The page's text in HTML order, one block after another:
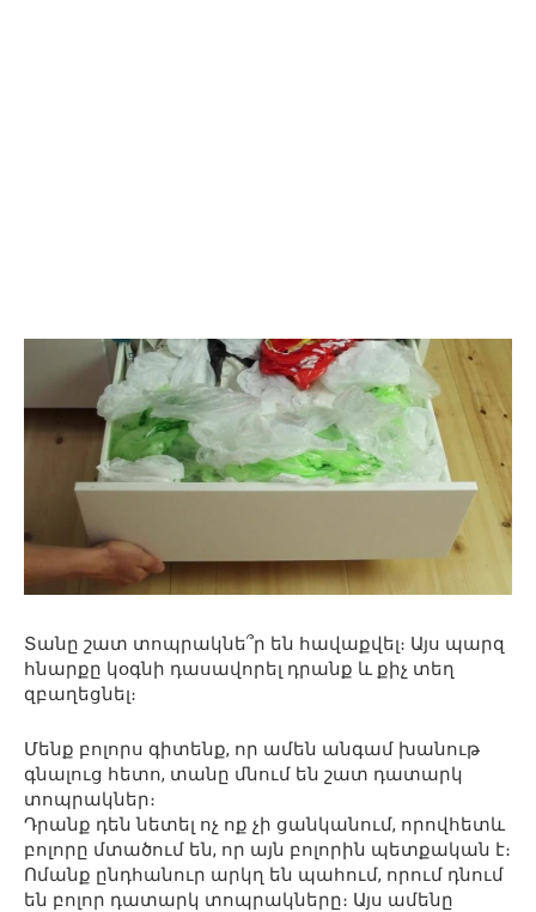
Տանը շատ տոպրակնե՞ր են հավաքվել։ Այս պարզ
հնարքը կօգնի դասավորել դրանք և քիչ տեղ
զբաղեցնել։
Մենք բոլորս գիտենք, որ ամեն անգամ խանութ
գնալուց հետո, տանը մնում են շատ դատարկ
տոպրակներ։
Դրանք դեն նետել ոչ ոք չի ցանկանում, որովհետև
բոլորը մտածում են, որ այն բոլորին պետքական է։
Ոմանք ընդհանուր արկղ են պահում, որում դնում
են բոլոր դատարկ տոպրակները։ Այս ամենը